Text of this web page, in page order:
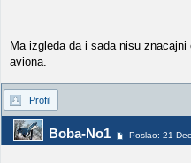
Ma izgleda da i sada nisu
aviona.
Profil
Boba-No1 Poslao: 21